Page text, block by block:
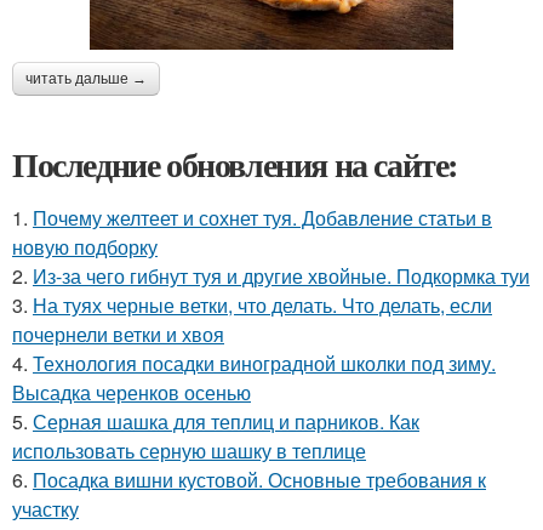
читать дальше →
Последние обновления на сайте:
1. Почему желтеет и сохнет туя. Добавление статьи в
новую подборку
2. Из-за чего гибнут туя и другие хвойные. Подкормка туи
3. На туях черные ветки, что делать. Что делать, если
почернели ветки и хвоя
4. Технология посадки виноградной школки под зиму.
Высадка черенков осенью
5. Серная шашка для теплиц и парников. Как
использовать серную шашку в теплице
6. Посадка вишни кустовой. Основные требования к
участку